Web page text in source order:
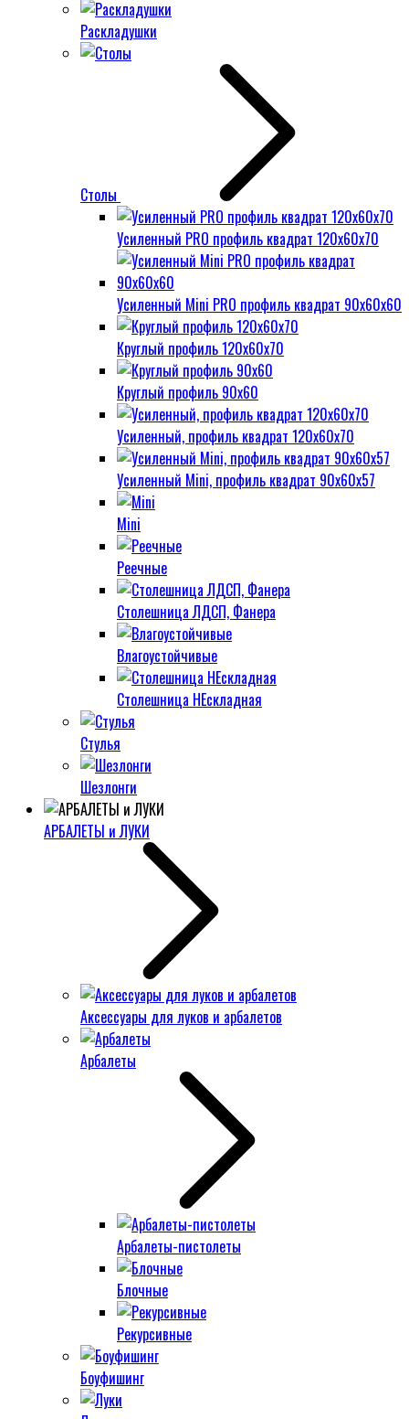
Раскладушки
Столы
Усиленный PRO профиль квадрат 120х60х70
Усиленный Mini PRO профиль квадрат 90х60х60
Круглый профиль 120х60х70
Круглый профиль 90х60
Усиленный, профиль квадрат 120х60х70
Усиленный Mini, профиль квадрат 90х60х57
Mini
Реечные
Столешница ЛДСП, Фанера
Влагоустойчивые
Столешница НЕскладная
Стулья
Шезлонги
АРБАЛЕТЫ и ЛУКИ
Аксессуары для луков и арбалетов
Арбалеты
Арбалеты-пистолеты
Блочные
Рекурсивные
Боуфишинг